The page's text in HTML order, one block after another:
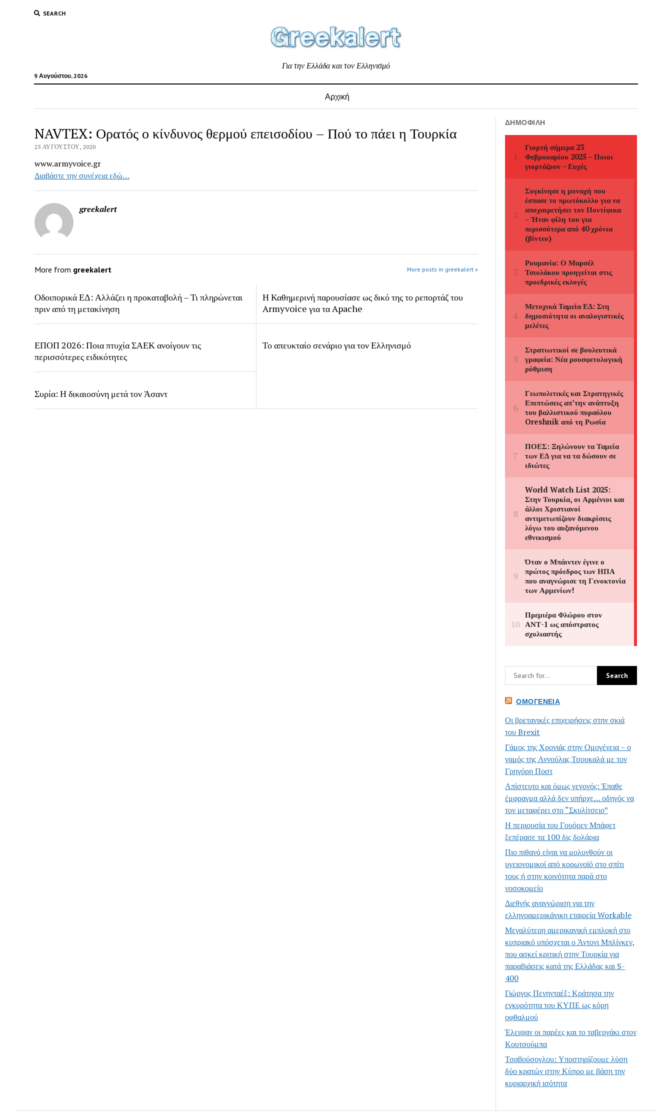
SEARCH
9 Αυγούστου, 2026
Για την Ελλάδα και τον Ελληνισμό
Αρχική
NAVTEX: Ορατός ο κίνδυνος θερμού επεισοδίου – Πού το πάει η Τουρκία
25 ΑΥΓΟΎΣΤΟΥ, 2020
www.armyvoice.gr
Διαβάστε την συνέχεια εδώ…
greekalert
More from greekalert More posts in greekalert »
Οδοιπορικά ΕΔ: Αλλάζει η προκαταβολή – Τι πληρώνεται
πριν από τη μετακίνηση
Η Καθημερινή παρουσίασε ως δικό της το ρεπορτάζ του
Armyvoice για τα Apache
ΕΠΟΠ 2026: Ποια πτυχία ΣΑΕΚ ανοίγουν τις
περισσότερες ειδικότητες
Το απευκταίο σενάριο για τον Ελληνισμό
Συρία: Η δικαιοσύνη μετά τον Άσαντ
ΔΗΜΟΦΙΛΉ
ΟΜΟΓΈΝΕΙΑ
Οι βρετανικές επιχειρήσεις στην σκιά
του Brexit
Γάμος της Χρονιάς στην Ομογένεια – ο
γαμός της Αννούλας Τσουκαλά με τον
Γρηγόρη Ποστ
Απίστευτο και όμως γεγονός: Έπαθε
έμφραγμα αλλά δεν υπήρχε… οδηγός να
τον μεταφέρει στο “Σκυλίτσειο”
Η περιουσία του Γουόρεν Μπάφετ
ξεπέρασε τα 100 δις δολάρια
Πιο πιθανό είναι να μολυνθούν οι
υγειονομικοί από κορωνοϊό στο σπίτι
τους ή στην κοινότητα παρά στο
νοσοκομείο
Διεθνής αναγνώριση για την
ελληνοαμερικάνικη εταιρεία Workable
Μεγαλύτερη αμερικανική εμπλοκή στο
κυπριακό υπόσχεται ο Άντονι Μπλίνκεν,
που ασκεί κριτική στην Τουρκία για
παραβιάσεις κατά της Ελλάδας και S-
400
Γιώργος Πενηνταέξ: Κράτησα την
εγκυρότητα του ΚΥΠΕ ως κόρη
οφθαλμού
Έλειψαν οι παρέες και το ταβερνάκι στον
Κουτσούμπα
Τσαβούσογλου: Υποστηρίζουμε λύση
δύο κρατών στην Κύπρο με βάση την
κυριαρχική ισότητα